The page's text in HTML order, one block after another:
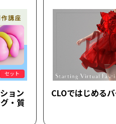
セット
ョン
・質
CLOではじめる